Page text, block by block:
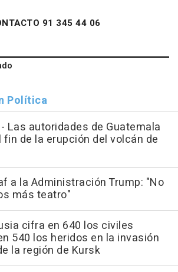
91 345 44 06
Política
Las autoridades de Guatemala
fin de la erupción del volcán de
a la Administración Trump: "No
más teatro"
cifra en 640 los civiles
540 los heridos en la invasión
la región de Kursk